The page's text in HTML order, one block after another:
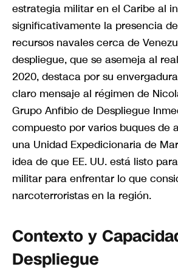
estrategia militar en el Caribe al
significativamente la presencia
recursos navales cerca de
despliegue, que se asemeja al
2020, destaca por su
claro mensaje al régimen de
Grupo Anfibio de Despliegue
compuesto por varios buques de
una Unidad Expedicionaria de
idea de que EE. UU. está listo
militar para enfrentar lo que
narcoterroristas en la región.
Contexto y
Despliegue